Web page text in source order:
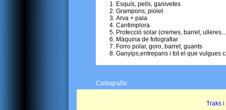
Esquís, pells, ganivetes
Grampons, piolet
Arva + pala
Cantimplora
Protecció solar (cremes, barret,
Màquina de fotografiar
Forro polar, goro, barret, guants
Ganyips,entrepans i tot el que vulgues
Cartografía:
Traks